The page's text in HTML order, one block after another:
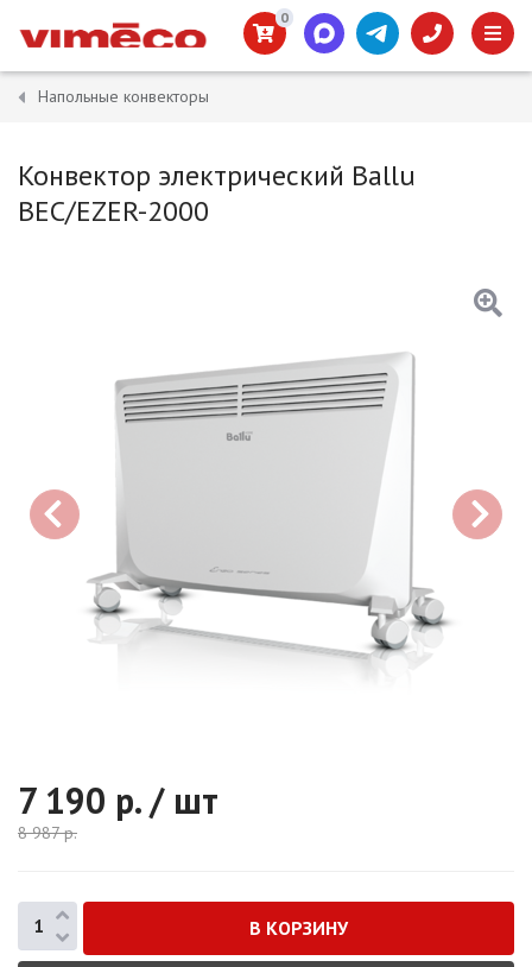
0
Напольные конвекторы
Конвектор электрический Ballu
BEC/EZER-2000
7 190 р. / шт
8 987р.